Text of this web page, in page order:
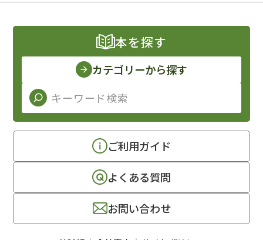
本を探す
カテゴリーから探す
ご利用ガイド
よくある質問
お問い合わせ